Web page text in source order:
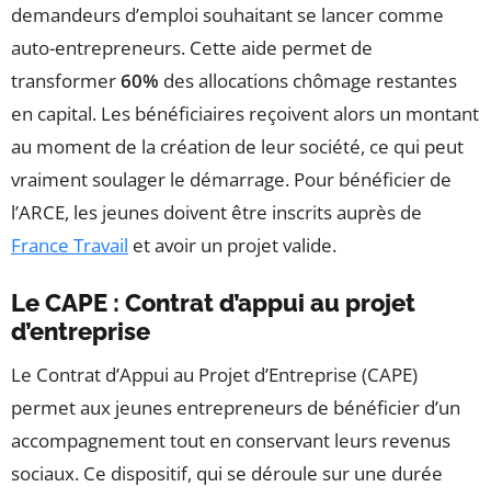
demandeurs d’emploi souhaitant se lancer comme
auto-entrepreneurs. Cette aide permet de
transformer60% des allocations chômage restantes
en capital. Les bénéficiaires reçoivent alors un montant
au moment de la création de leur société, ce qui peut
vraiment soulager le démarrage. Pour bénéficier de
l’ARCE, les jeunes doivent être inscrits auprès de
France Travail et avoir un projet valide.
Le CAPE : Contrat d’appui au projet
d’entreprise
Le Contrat d’Appui au Projet d’Entreprise (CAPE)
permet aux jeunes entrepreneurs de bénéficier d’un
accompagnement tout en conservant leurs revenus
sociaux. Ce dispositif, qui se déroule sur une durée